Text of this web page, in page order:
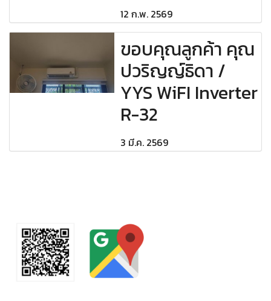
12 ก.พ. 2569
ขอบคุณลูกค้า คุณ
ปวริญญ์ธิดา /
YYS WiFI Inverter
R-32
3 มี.ค. 2569